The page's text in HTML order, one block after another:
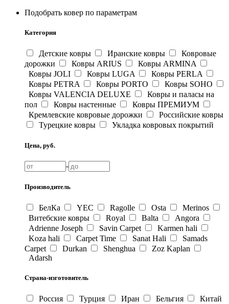
Подобрать ковер по параметрам
Категория
Детские ковры Иранские ковры
Ковровые
дорожки
Ковры ARIUS
Ковры ARMINA
Ковры JOLI
Ковры LUGA
Ковры PERLA
Ковры PETRA
Ковры PORTO
Ковры SOHO
Ковры VALENCIA DELUXE
Ковры и паласы на
пол
Ковры настенные
Ковры ПРЕМИУМ
Кремлевские ковровые дорожки
Российские ковры
Турецкие ковры
Укладка ковровых покрытий
Цена, руб.
-
Производитель
БелКа YEC Ragolle Osta
Merinos
Витебские ковры
Royal Balta
Angora
Adrienne Joseph
Savin Carpet
Karmen hali
Koza hali
Carpet Time Sanat Hali
Samads
Carpet
Durkan Shenghua
Zoz Kaplan
Adarsh
Страна-изготовитель
Россия Турция Иран Бельгия
Китай